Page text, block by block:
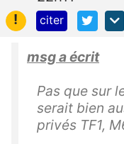
!
citer
msg a écrit
Pas que sur
serait bien
privés TF1,